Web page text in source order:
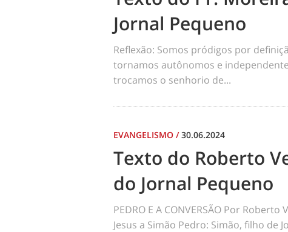
Jornal Pequeno
Reflexão: Somos pródigos por
tornamos autônomos e
trocamos o senhorio de...
EVANGELISMO /30.06.2024
Texto do Roberto
do Jornal Pequeno
PEDRO E A CONVERSÃO Por
Jesus a Simão Pedro: Simão, filho de